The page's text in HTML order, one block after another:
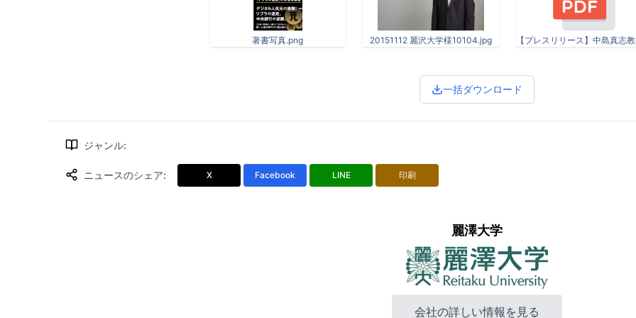
著書写真.png 20151112 麗沢大学様10104.jpg
一括ダウンロード
ジャンル:
ニュースのシェア: X Facebook LINE 印刷
麗澤大学
会社の詳しい情報を見る